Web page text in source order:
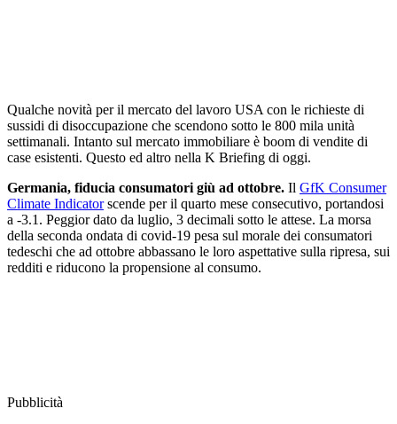
Qualche novità per il mercato del lavoro USA con le richieste di
sussidi di disoccupazione che scendono sotto le 800 mila unità
settimanali. Intanto sul mercato immobiliare è boom di vendite di
case esistenti. Questo ed altro nella K Briefing di oggi.
Germania, fiducia consumatori giù ad ottobre. Il GfK Consumer
Climate Indicatorscende per il quarto mese consecutivo, portandosi
a -3.1. Peggior dato da luglio, 3 decimali sotto le attese. La morsa
della seconda ondata di covid-19 pesa sul morale dei consumatori
tedeschi che ad ottobre abbassano le loro aspettative sulla ripresa, sui
redditi e riducono la propensione al consumo.
Pubblicità